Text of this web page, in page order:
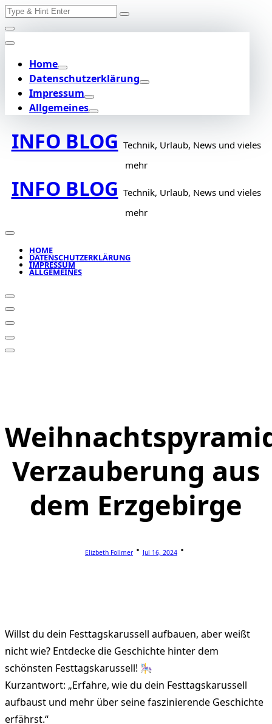
Skip
to
content
Search
Home
Datenschutzerklärung
Impressum
Allgemeines
INFO BLOG Technik, Urlaub, News und vieles
mehr
INFO BLOG Technik, Urlaub, News und vieles
mehr
HOME
DATENSCHUTZERKLÄRUNG
IMPRESSUM
ALLGEMEINES
Verzauberung aus
dem Erzgebirge
Elizbeth Follmer Jul 16, 2024
Willst du dein Festtagskarussell aufbauen, aber weißt
nicht wie? Entdecke die Geschichte hinter dem
schönsten Festtagskarussell! 🎠
Kurzantwort: „Erfahre, wie du dein Festtagskarussell
aufbaust und mehr über seine faszinierende Geschichte
erfährst.“